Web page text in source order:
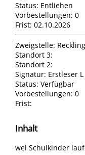
Status: Entliehen
Vorbestellungen: 0
Frist: 02.10.2026
Zweigstelle:
Standort 3:
Standort 2:
Signatur: Erstleser L
Status: Verfügbar
Vorbestellungen: 0
Frist:
Inhalt
wei Schulkinder